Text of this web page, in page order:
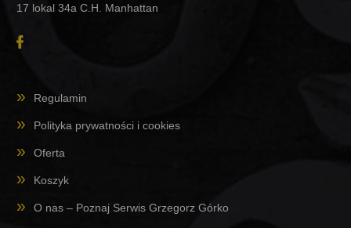
17 lokal 34a C.H. Manhattan
Regulamin
Polityka prywatności i cookies
Oferta
Koszyk
O nas – Poznaj Serwis Grzegorz Górko